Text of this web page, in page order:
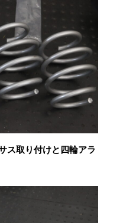
ス取り付けと四輪アラ